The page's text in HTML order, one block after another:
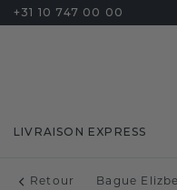
+31 10 747 00 00
LIVRAISON EXPRESS
Retour Bague